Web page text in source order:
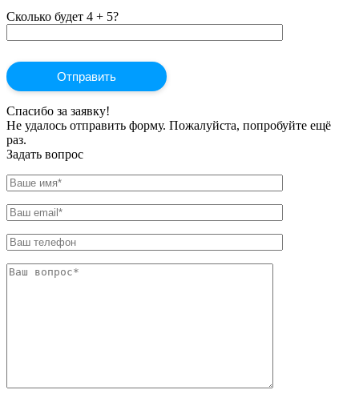
Сколько будет 4 + 5?
Спасибо за заявку!
Не удалось отправить форму. Пожалуйста, попробуйте ещё
раз.
Задать вопрос